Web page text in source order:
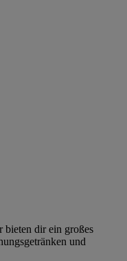
dir ein großes
und